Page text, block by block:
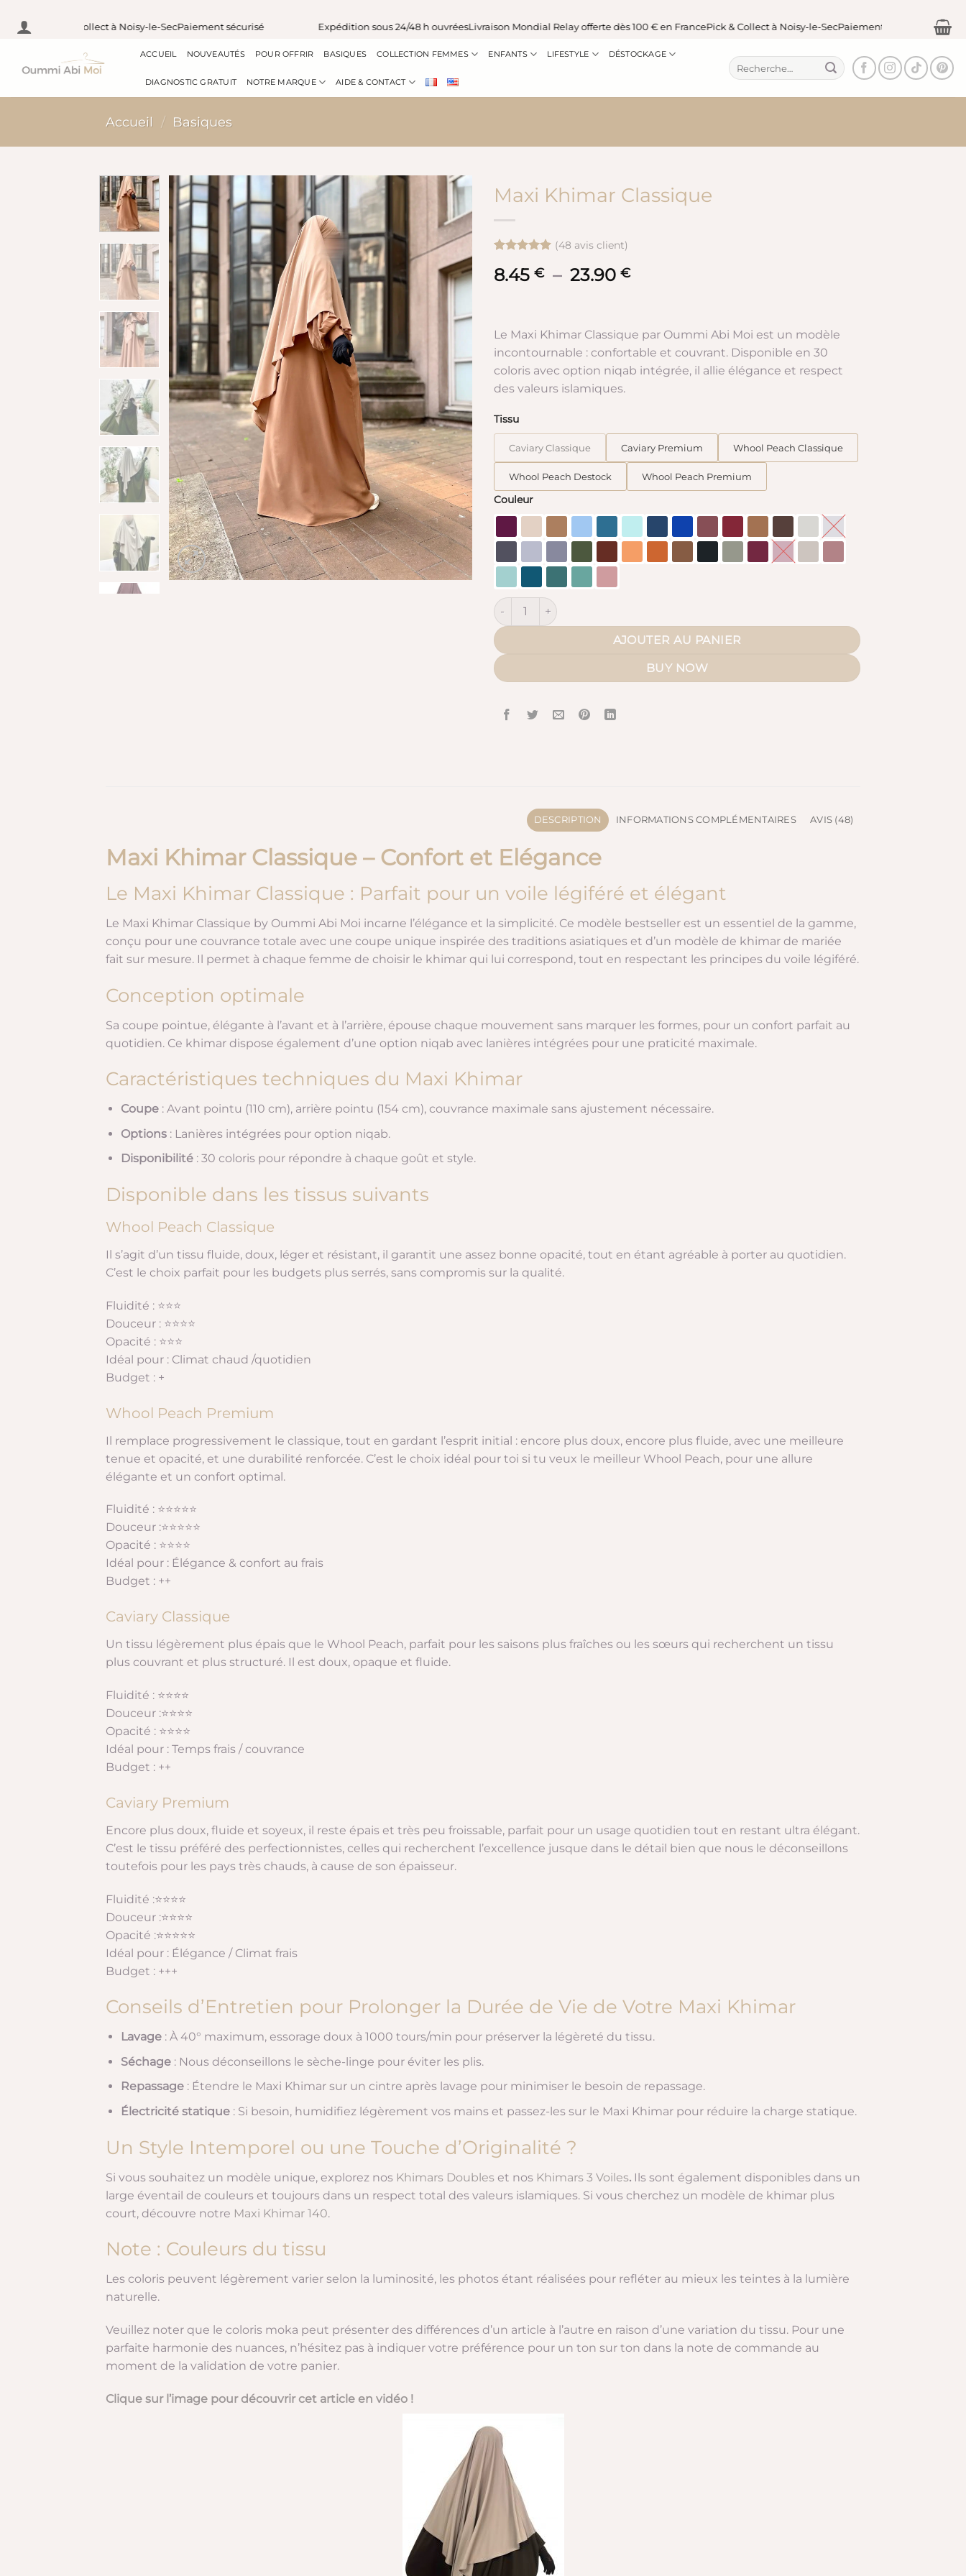
PasserPick & Collect à Noisy-le-SecPaiement sécurisé Expédition sous 24/48 h ouvréesLivraison Mondial Relay offerte dès 100 € en FrancePick & Collect à Noisy-le-SecPaiement sécurisé
ACCUEIL NOUVEAUTÉS POUR OFFRIR BASIQUES COLLECTION FEMMES ENFANTS LIFESTYLE DÉSTOCKAGE
DIAGNOSTIC GRATUIT NOTRE MARQUE AIDE & CONTACT
Recherche
pour :
Accueil / Basiques
Maxi Khimar Classique
sur 5 basé
sur
(48 avis client)
8.45 € – 23.90 €Plage
8.45 €
à
23.90 €
Le Maxi Khimar Classique par Oummi Abi Moi est un modèle
incontournable : confortable et couvrant. Disponible en 30
coloris avec option niqab intégrée, il allie élégance et respect
des valeurs islamiques.
Tissu
Caviary Classique Caviary Premium Whool Peach Classique
Whool Peach Destock Whool Peach Premium
Couleur
quantité de Maxi Khimar Classique
AJOUTER AU PANIER
BUY NOW
DESCRIPTION INFORMATIONS COMPLÉMENTAIRES AVIS (48)
Maxi Khimar Classique – Confort et Elégance
Le Maxi Khimar Classique : Parfait pour un voile légiféré et élégant
Le Maxi Khimar Classique by Oummi Abi Moi incarne l’élégance et la simplicité. Ce modèle bestseller est un essentiel de la gamme,
conçu pour une couvrance totale avec une coupe unique inspirée des traditions asiatiques et d’un modèle de khimar de mariée
fait sur mesure. Il permet à chaque femme de choisir le khimar qui lui correspond, tout en respectant les principes du voile légiféré.
Conception optimale
Sa coupe pointue, élégante à l’avant et à l’arrière, épouse chaque mouvement sans marquer les formes, pour un confort parfait au
quotidien. Ce khimar dispose également d’une option niqab avec lanières intégrées pour une praticité maximale.
Caractéristiques techniques du Maxi Khimar
Coupe: Avant pointu (110 cm), arrière pointu (154 cm), couvrance maximale sans ajustement nécessaire.
Options: Lanières intégrées pour option niqab.
Disponibilité: 30 coloris pour répondre à chaque goût et style.
Disponible dans les tissus suivants
Whool Peach Classique
Il s’agit d’un tissu fluide, doux, léger et résistant, il garantit une assez bonne opacité, tout en étant agréable à porter au quotidien.
C’est le choix parfait pour les budgets plus serrés, sans compromis sur la qualité.
Fluidité : ⭐⭐⭐
Douceur : ⭐⭐⭐⭐
Opacité : ⭐⭐⭐
Idéal pour : Climat chaud /quotidien
Budget : +
Whool Peach Premium
Il remplace progressivement le classique, tout en gardant l’esprit initial : encore plus doux, encore plus fluide, avec une meilleure
tenue et opacité, et une durabilité renforcée. C’est le choix idéal pour toi si tu veux le meilleur Whool Peach, pour une allure
élégante et un confort optimal.
Fluidité : ⭐⭐⭐⭐⭐
Douceur :⭐⭐⭐⭐⭐
Opacité : ⭐⭐⭐⭐
Idéal pour : Élégance & confort au frais
Budget : ++
Caviary Classique
Un tissu légèrement plus épais que le Whool Peach, parfait pour les saisons plus fraîches ou les sœurs qui recherchent un tissu
plus couvrant et plus structuré. Il est doux, opaque et fluide.
Fluidité : ⭐⭐⭐⭐
Douceur :⭐⭐⭐⭐
Opacité : ⭐⭐⭐⭐
Idéal pour : Temps frais / couvrance
Budget : ++
Caviary Premium
Encore plus doux, fluide et soyeux, il reste épais et très peu froissable, parfait pour un usage quotidien tout en restant ultra élégant.
C’est le tissu préféré des perfectionnistes, celles qui recherchent l’excellence jusque dans le détail bien que nous le déconseillons
toutefois pour les pays très chauds, à cause de son épaisseur.
Fluidité :⭐⭐⭐⭐
Douceur :⭐⭐⭐⭐
Opacité :⭐⭐⭐⭐⭐
Idéal pour : Élégance / Climat frais
Budget : +++
Conseils d’Entretien pour Prolonger la Durée de Vie de Votre Maxi Khimar
Lavage: À 40° maximum, essorage doux à 1000 tours/min pour préserver la légèreté du tissu.
Séchage: Nous déconseillons le sèche-linge pour éviter les plis.
Repassage: Étendre le Maxi Khimar sur un cintre après lavage pour minimiser le besoin de repassage.
Électricité statique: Si besoin, humidifiez légèrement vos mains et passez-les sur le Maxi Khimar pour réduire la charge statique.
Un Style Intemporel ou une Touche d’Originalité ?
Si vous souhaitez un modèle unique, explorez nos Khimars Doubles et nos Khimars 3 Voiles. Ils sont également disponibles dans un
large éventail de couleurs et toujours dans un respect total des valeurs islamiques. Si vous cherchez un modèle de khimar plus
court, découvre notre Maxi Khimar 140.
Note : Couleurs du tissu
Les coloris peuvent légèrement varier selon la luminosité, les photos étant réalisées pour refléter au mieux les teintes à la lumière
naturelle.
Veuillez noter que le coloris moka peut présenter des différences d’un article à l’autre en raison d’une variation du tissu. Pour une
parfaite harmonie des nuances, n’hésitez pas à indiquer votre préférence pour un ton sur ton dans la note de commande au
moment de la validation de votre panier.
Clique sur l’image pour découvrir cet article en vidéo !